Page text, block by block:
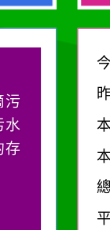
污
水
存